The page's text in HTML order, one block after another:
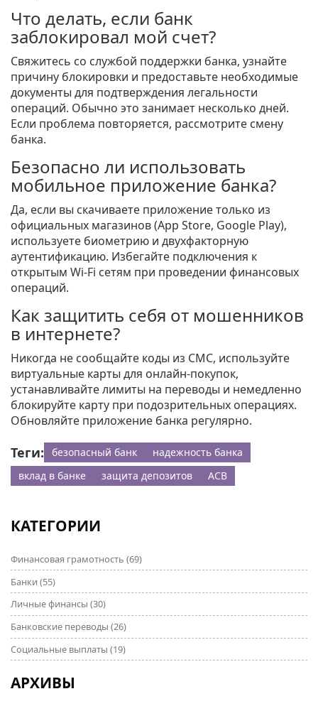
Что делать, если банк
заблокировал мой счет?
Свяжитесь со службой поддержки банка, узнайте
причину блокировки и предоставьте необходимые
документы для подтверждения легальности
операций. Обычно это занимает несколько дней.
Если проблема повторяется, рассмотрите смену
банка.
Безопасно ли использовать
мобильное приложение банка?
Да, если вы скачиваете приложение только из
официальных магазинов (App Store, Google Play),
используете биометрию и двухфакторную
аутентификацию. Избегайте подключения к
открытым Wi-Fi сетям при проведении финансовых
операций.
Как защитить себя от мошенников
в интернете?
Никогда не сообщайте коды из СМС, используйте
виртуальные карты для онлайн-покупок,
устанавливайте лимиты на переводы и немедленно
блокируйте карту при подозрительных операциях.
Обновляйте приложение банка регулярно.
Теги: безопасный банк
надежность банка
вклад в банке
защита депозитов АСВ
КАТЕГОРИИ
Финансовая грамотность (69)
Банки (55)
Личные финансы (30)
Банковские переводы (26)
Социальные выплаты (19)
АРХИВЫ